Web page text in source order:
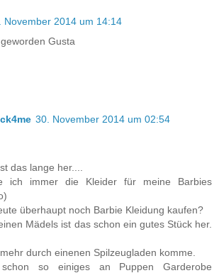
November 2014 um 14:14
Gusta
30. November 2014 um 02:54
das lange her....
ich immer die Kleider für meine Barbies
überhaupt noch Barbie Kleidung kaufen?
Mädels ist das schon ein gutes Stück her.
durch einenen Spilzeugladen komme.
so einiges an Puppen Garderobe